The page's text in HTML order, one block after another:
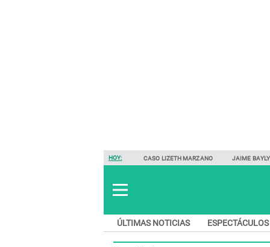
HOY: CASO LIZETH MARZANO JAIME BAYLY
ÚLTIMAS NOTICIAS ESPECTÁCULOS